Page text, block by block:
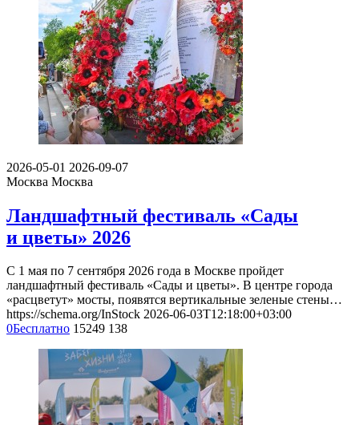
2026-05-01 2026-09-07
Москва Москва
Ландшафтный фестиваль «Сады
и цветы» 2026
С 1 мая по 7 сентября 2026 года в Москве пройдет
ландшафтный фестиваль «Сады и цветы». В центре города
«расцветут» мосты, появятся вертикальные зеленые стены…
https://schema.org/InStock 2026-06-03T12:18:00+03:00
0Бесплатно 15249 138